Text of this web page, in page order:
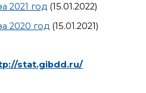
2021 год (15.01.2022)
2020 год (15.01.2021)
stat.gibdd.ru/